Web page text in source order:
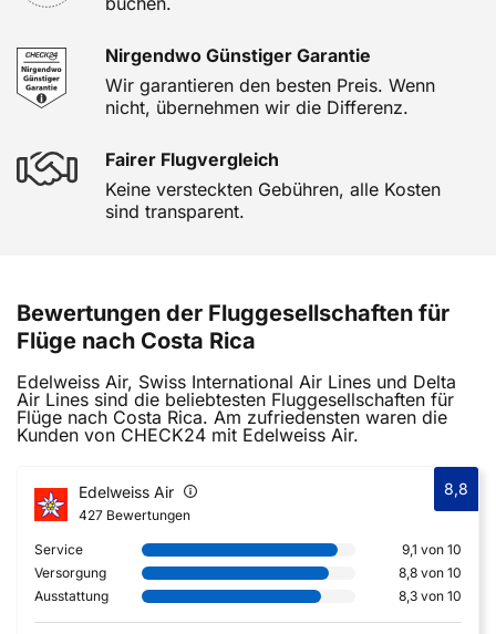
Nirgendwo Günstiger Garantie
Wir garantieren den besten Preis. Wenn
nicht, übernehmen wir die Differenz.
Fairer Flugvergleich
Keine versteckten Gebühren, alle Kosten
sind transparent.
Bewertungen der Fluggesellschaften für
Flüge nach Costa Rica
Edelweiss Air, Swiss International Air Lines und Delta
Air Lines sind die beliebtesten Fluggesellschaften für
Flüge nach Costa Rica. Am zufriedensten waren die
Kunden von CHECK24 mit Edelweiss Air.
Edelweiss Air
427 Bewertungen
8,8
Service
9,1 von 10
Versorgung
8,8 von 10
Ausstattung
8,3 von 10